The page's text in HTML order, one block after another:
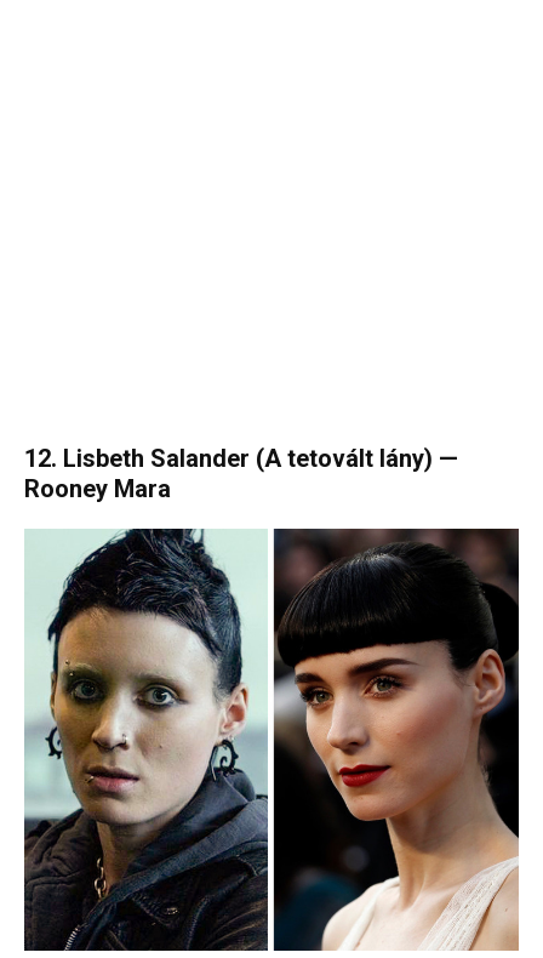
12. Lisbeth Salander (A tetovált lány) —
Rooney Mara